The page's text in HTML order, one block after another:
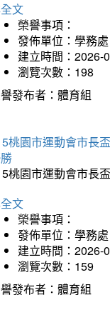
文
榮譽事項：
發佈單位：學務處
建立時間：2026-
瀏覽次數：198
發布者：體育組
桃園市運動會市長
桃園市運動會市長
文
榮譽事項：
發佈單位：學務處
建立時間：2026-
瀏覽次數：159
發布者：體育組